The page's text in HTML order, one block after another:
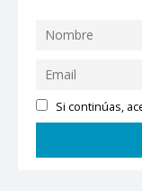
Si continúas,